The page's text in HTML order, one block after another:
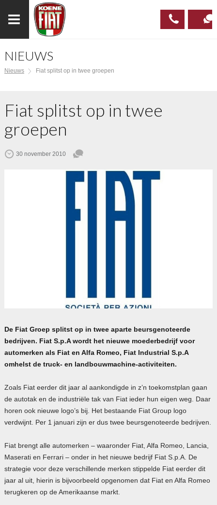
NIEUWS
Nieuws Fiat splitst op in twee groepen
Fiat splitst op in twee
groepen
30 november 2010
De Fiat Groep splitst op in twee aparte beursgenoteerde
bedrijven. Fiat S.p.A wordt het nieuwe moederbedrijf voor
automerken als Fiat en Alfa Romeo, Fiat Industrial S.p.A
omhelst de truck- en landbouwmachine-activiteiten.
Zoals Fiat eerder dit jaar al aankondigde in z’n toekomstplan gaan
de autotak en de industriële tak van Fiat ieder hun eigen weg. Daar
horen ook nieuwe logo’s bij. Het bestaande Fiat Group logo
verdwijnt. Per 1 januari zijn er dus twee beursgenoteerde bedrijven.
Fiat brengt alle automerken – waaronder Fiat, Alfa Romeo, Lancia,
Maserati en Ferrari – onder in het nieuwe bedrijf Fiat S.p.A. De
strategie voor deze verschillende merken stippelde Fiat eerder dit
jaar al uit, hierin is bijvoorbeeld opgenomen dat Fiat en Alfa Romeo
terugkeren op de Amerikaanse markt.